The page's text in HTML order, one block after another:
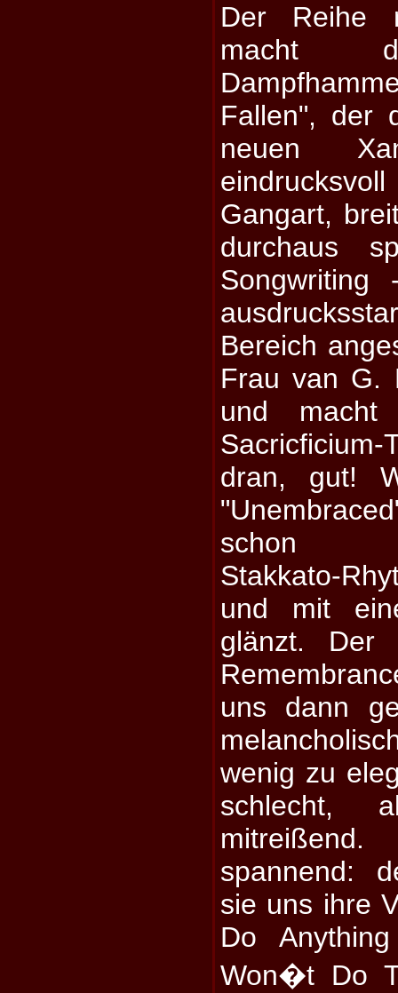
Der Reihe
macht
Fallen", der
neuen
Gangart,
durchaus
Bereich
Frau van G.
und
dran, gut!
schon
Stakkato-
und mit
glänzt. Der
uns dann
wenig zu
schlecht,
spannend:
sie uns ihre
Do
Won�t Do